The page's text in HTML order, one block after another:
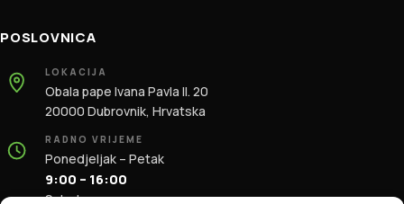
POSLOVNICA
LOKACIJA
Obala pape Ivana Pavla II. 20
20000 Dubrovnik, Hrvatska
RADNO VRIJEME
Ponedjeljak – Petak
9:00 – 16:00
Subota